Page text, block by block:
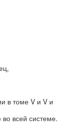
в томе V и V и
всей системе.